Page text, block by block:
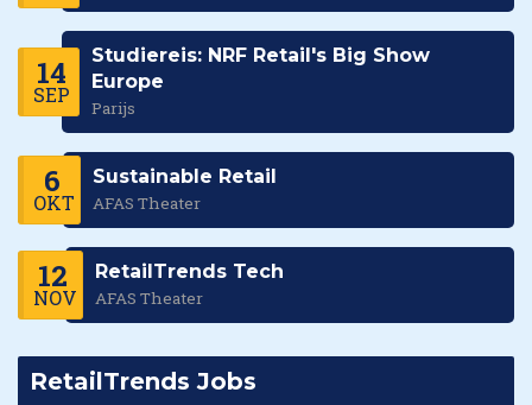
14
SEP
Studiereis: NRF Retail's Big Show
Europe
Parijs
6
OKT
Sustainable Retail
AFAS Theater
12
NOV
RetailTrends Tech
AFAS Theater
RetailTrends Jobs